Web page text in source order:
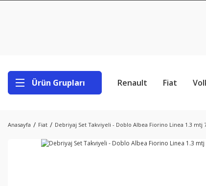
Ürün Grupları Renault Fiat
Anasayfa Fiat Debriyaj Set Takviyeli - Doblo Albea Fiorino Linea 1.3 mtj